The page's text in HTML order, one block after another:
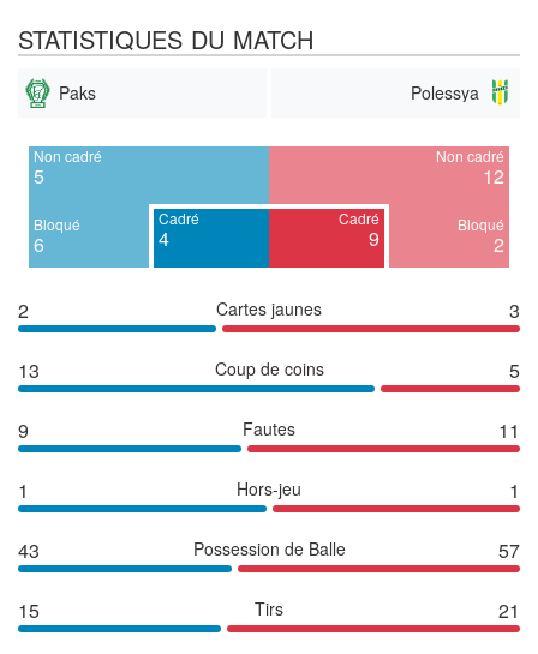
STATISTIQUES DU MATCH
Paks Polessya
Non cadré
5
Bloqué
6
Cadré
4
Cadré
9
Non cadré
12
Bloqué
2
2 Cartes jaunes 3
13 Coup de coins 5
9 Fautes 11
1 Hors-jeu 1
43 Possession de Balle 57
15 Tirs 21